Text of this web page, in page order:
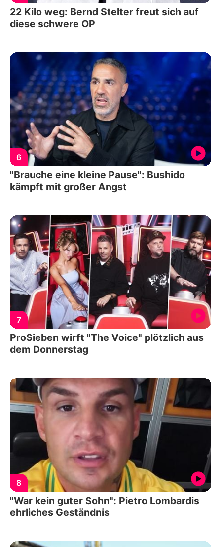
22 Kilo weg: Bernd Stelter freut sich auf
diese schwere OP
6
"Brauche eine kleine Pause": Bushido
kämpft mit großer Angst
7
ProSieben wirft "The Voice" plötzlich aus
dem Donnerstag
8
"War kein guter Sohn": Pietro Lombardis
ehrliches Geständnis